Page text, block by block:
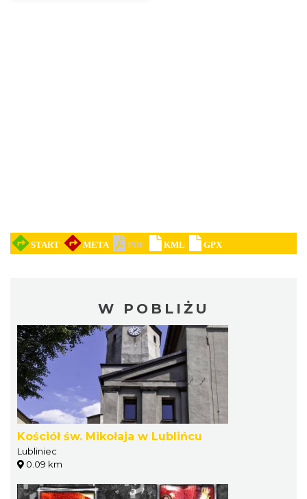
W POBLIŻU
Kościół św. Mikołaja w Lublińcu
Lubliniec
0.09 km